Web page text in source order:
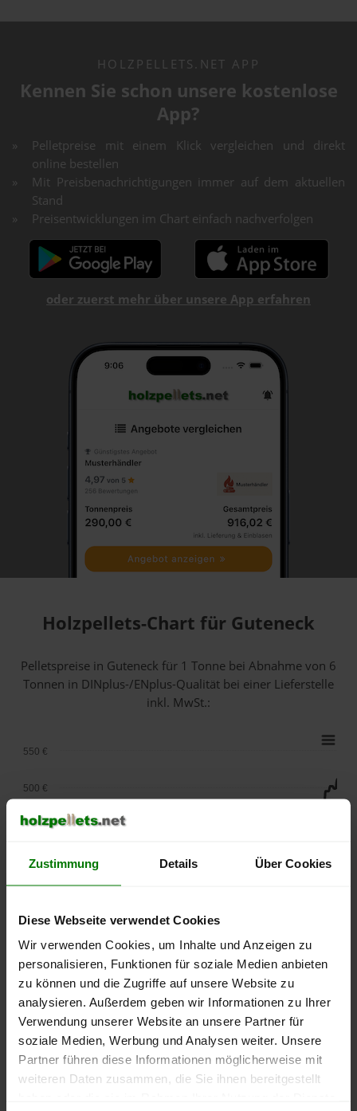
Zustimmung Details Über Cookies
Diese Webseite verwendet Cookies
Wir verwenden Cookies, um Inhalte und Anzeigen zu
personalisieren, Funktionen für soziale Medien anbieten
zu können und die Zugriffe auf unsere Website zu
analysieren. Außerdem geben wir Informationen zu Ihrer
Verwendung unserer Website an unsere Partner für
soziale Medien, Werbung und Analysen weiter. Unsere
Partner führen diese Informationen möglicherweise mit
weiteren Daten zusammen, die Sie ihnen bereitgestellt
HOLZPELLETS.NET APP
Kennen Sie schon unsere kostenlose
App?
Pelletpreise mit einem Klick vergleichen und direkt
online bestellen
Mit Preisbenachrichtigungen immer auf dem aktuellen
Stand
Preisentwicklungen im Chart einfach nachverfolgen
oder zuerst mehr über unsere App erfahren
Holzpellets-Chart für Guteneck
Pelletspreise in Guteneck für 1 Tonne bei Abnahmevon 6
Tonnen in DINplus-/ENplus-Qualität bei einer Lieferstelle
inkl. MwSt.:
lose Ware Sackware
September
Januar
Mai
250 €
400 €
450 €
500 €
550 €
Die aktuelle Preisentwicklung für Holzpellets in Deutschland
können Sie jederzeit auf unsererPelletspreise-Seite
nachvollziehen.